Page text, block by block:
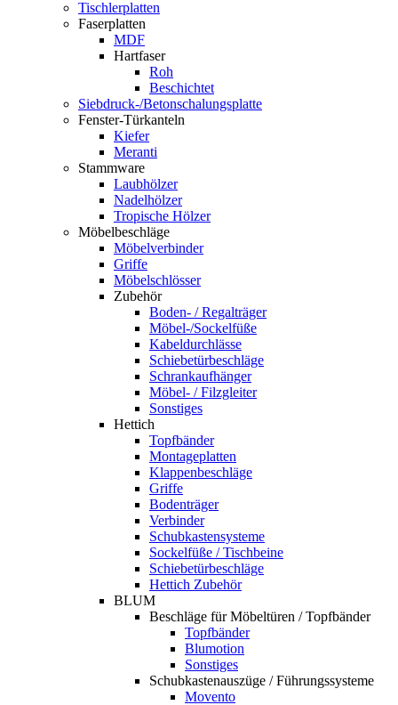
Tischlerplatten
Faserplatten
MDF
Hartfaser
Roh
Beschichtet
Siebdruck-/Betonschalungsplatte
Fenster-Türkanteln
Kiefer
Meranti
Stammware
Laubhölzer
Nadelhölzer
Tropische Hölzer
Möbelbeschläge
Möbelverbinder
Griffe
Möbelschlösser
Zubehör
Boden- / Regalträger
Möbel-/Sockelfüße
Kabeldurchlässe
Schiebetürbeschläge
Schrankaufhänger
Möbel- / Filzgleiter
Sonstiges
Hettich
Topfbänder
Montageplatten
Klappenbeschläge
Griffe
Bodenträger
Verbinder
Schubkastensysteme
Sockelfüße / Tischbeine
Schiebetürbeschläge
Hettich Zubehör
BLUM
Beschläge für Möbeltüren / Topfbänder
Topfbänder
Blumotion
Sonstiges
Schubkastenauszüge / Führungssysteme
Movento